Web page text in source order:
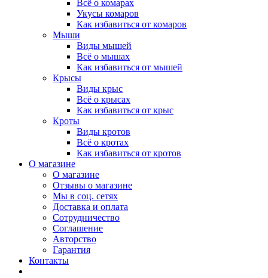
Всё о комарах
Укусы комаров
Как избавиться от комаров
Мыши
Виды мышей
Всё о мышах
Как избавиться от мышей
Крысы
Виды крыс
Всё о крысах
Как избавиться от крыс
Кроты
Виды кротов
Всё о кротах
Как избавиться от кротов
О магазине
О магазине
Отзывы о магазине
Мы в соц. сетях
Доставка и оплата
Сотрудничество
Соглашение
Авторство
Гарантия
Контакты